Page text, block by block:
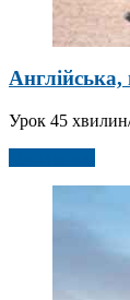
Урок 45